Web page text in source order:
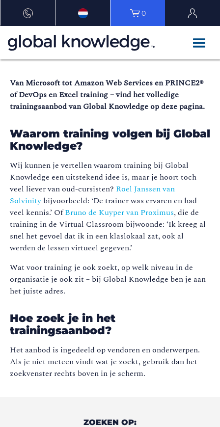
0
Van Microsoft tot Amazon Web Services en PRINCE2®
of DevOps en Excel training – vind het volledige
trainingsaanbod van Global Knowledge op deze pagina.
Waarom training volgen bij Global
Knowledge?
Wij kunnen je vertellen waarom training bij Global
Knowledge een uitstekend idee is, maar je hoort toch
veel liever van oud-cursisten? Roel Janssen van
Solvinity bijvoorbeeld: ‘De trainer was ervaren en had
veel kennis.’ OfBruno de Kuyper van Proximus, die de
training in de Virtual Classroom bijwoonde: ‘Ik kreeg al
snel het gevoel dat ik in een klaslokaal zat, ook al
werden de lessen virtueel gegeven.’
Wat voor training je ook zoekt, op welk niveau in de
organisatie je ook zit – bij Global Knowledge ben je aan
het juiste adres.
Hoe zoek je in het
trainingsaanbod?
Het aanbod is ingedeeld op vendoren en onderwerpen.
Als je niet meteen vindt wat je zoekt, gebruik dan het
zoekvenster rechts boven in je scherm.
ZOEKEN OP: